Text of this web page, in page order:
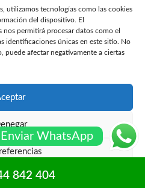
utilizamos tecnologías como las cookies
del dispositivo. El
permitirá procesar datos como el
identificaciones únicas en este sitio. No
puede afectar negativamente a ciertas
Políticas de privacidad
los derechos reservados -
- Blog
Enviar WhatsApp
842 404